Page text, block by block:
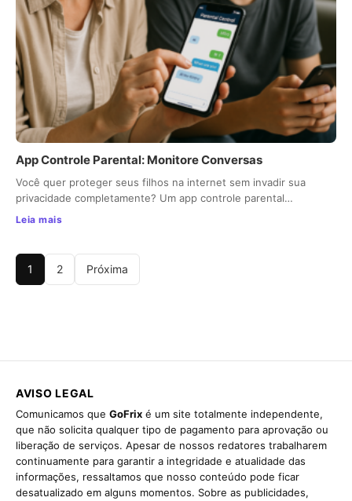
App Controle Parental: Monitore Conversas
Você quer proteger seus filhos na internet sem invadir sua
privacidade completamente? Um app controle parental…
Leia mais
1 2 Próxima
AVISO LEGAL
Comunicamos que GoFrix é um site totalmente independente,
que não solicita qualquer tipo de pagamento para aprovação ou
liberação de serviços. Apesar de nossos redatores trabalharem
continuamente para garantir a integridade e atualidade das
informações, ressaltamos que nosso conteúdo pode ficar
desatualizado em alguns momentos. Sobre as publicidades,